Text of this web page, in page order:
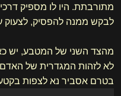
מתורבתת. היו לו מספיק
לבקש ממנה להפסיק, לצעוק
מהצד השני של המטבע, יש
לא לזהות המגדרית של
בטרם אסביר נא לצפות